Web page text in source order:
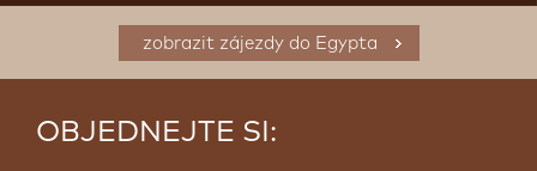
zobrazit zájezdy do Egypta
OBJEDNEJTE SI: